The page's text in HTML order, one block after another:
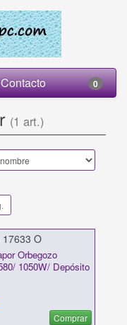
0
(1 art.)
17633 O
Orbegozo
1050W/ Depósito
Comprar